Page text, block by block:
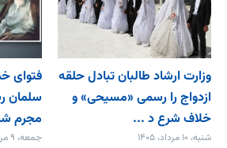
وزارت ارشاد طالبان تبادل حلقه
ازدواج را رسمی «مسیحی» و
خلاف شرع د ...
شنبه، ۱۰ مرداد، ۱۴۰۵
فتوای
سلمان
مجرم
جمعه، ۹ مرداد، ۱۴۰۵